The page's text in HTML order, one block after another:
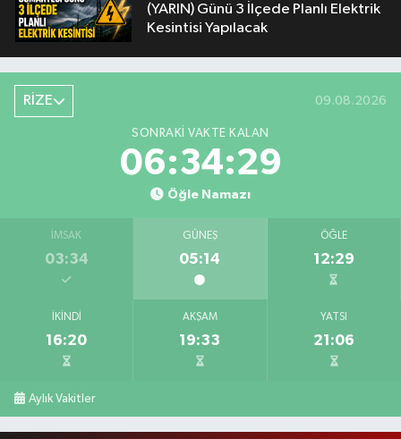
(YARIN) Günü 3 İlçede Planlı Elektrik
Kesintisi Yapılacak
RİZE 09.08.2026
SONRAKI VAKTE KALAN
06:34:28
Öğle Namazı
İMSAK
03:34
GÜNEŞ
05:14
ÖĞLE
12:29
İKINDI
16:20
AKŞAM
19:33
YATSI
21:06
Aylık Vakitler